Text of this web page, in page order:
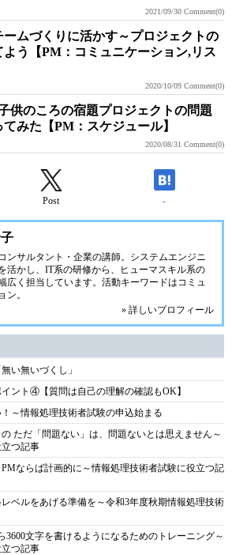
2021/09/30 Comment(0)
ムづくりに活かす～プロジェクトの
よう【PM：コミュニケーション,リス
2020/10/09 Comment(0)
供のころの宿題プロジェクトの問題
みた【PM：スケジュール】
2020/08/31 Comment(0)
Post -
ンサルタント・企業の講師。システムエンジニ
活かし、IT系の研修から、ヒューマスキル系の
広く担当しています。活動キーワードはコミュ
ン。
» 詳しいプロフィール
い無いづくし」
ント④【質問は自己の理解の確認もOK】
～情報処理技術者試験の申込始まる
ただ「問題ない」は、問題ないとは思えません～
つ記事
ならば計画的に～情報処理技術者試験に役立つ記
ベルをあげる準備を～令和3年度秋期情報処理技術
3600文字を書けるようになるためのトレーニング～
つ記事